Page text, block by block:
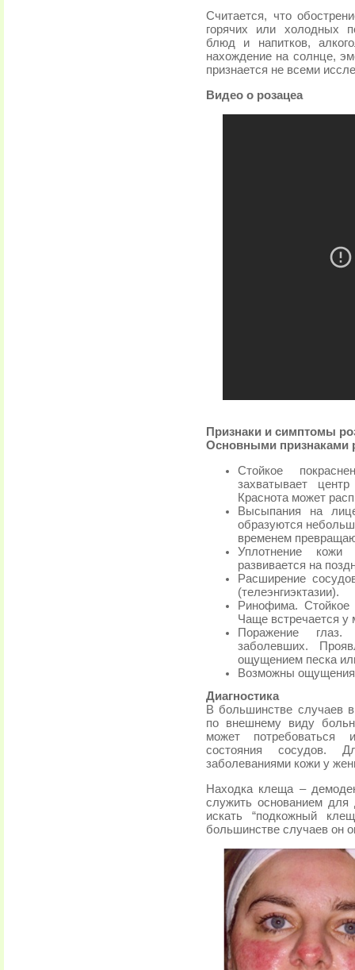
Считается, что
горячих или холодных
блюд и напитков,
нахождение на солнце,
признается не всеми
Видео о розацеа
Признаки и симптомы
Основными признаками
Стойкое
захватывает
Краснота может
Высыпания на
образуются
временем
Уплотнение
развивается на
Расширение
(телеэнгиэктазии).
Ринофима. Стойкое
Чаще встречается у
Поражение
заболевших.
ощущением песка
Возможны
Диагностика
В большинстве случаев
по внешнему виду
может потребоваться
состояния сосудов.
заболеваниями кожи у
Находка клеща –
служить основанием для
искать “подкожный
большинстве случаев он